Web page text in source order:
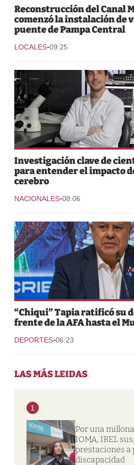
Reconstrucción del Canal
comenzó la instalación de
puente de Pampa Central
LOCALES-09:25
Investigación clave de
para entender el impacto
cerebro
NACIONALES-08:06
“Chiqui” Tapia ratificó su
frente de la AFA hasta el
DEPORTES-06:23
LAS MÁS LEIDAS
1
Por una
IOMA, IREL
prestaciones a
discapacidad